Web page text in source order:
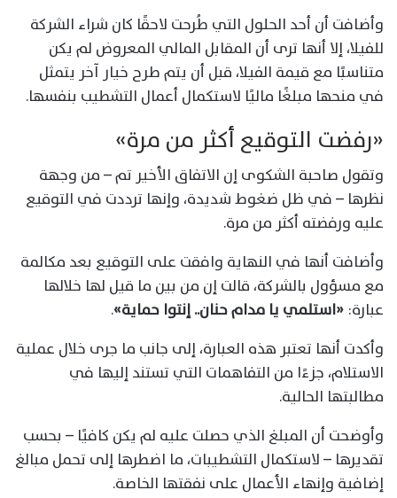
وأضافت أن أحد الحلول التي طُرحت لاحقًا كان شراء الشركة
للفيلا، إلا أنها ترى أن المقابل المالي المعروض لم يكن
متناسبًا مع قيمة الفيلا، قبل أن يتم طرح خيار آخر يتمثل
في منحها مبلغًا ماليًا لاستكمال أعمال التشطيب بنفسها.
«رفضت التوقيع أكثر من مرة»
وتقول صاحبة الشكوى إن الاتفاق الأخير تم – من وجهة
نظرها – في ظل ضغوط شديدة، وإنها ترددت في التوقيع
عليه ورفضته أكثر من مرة.
وأضافت أنها في النهاية وافقت على التوقيع بعد مكالمة
مع مسؤول بالشركة، قالت إن من بين ما قيل لها خلالها
عبارة: «استلمي يا مدام حنان.. إنتوا حماية».
وأكدت أنها تعتبر هذه العبارة، إلى جانب ما جرى خلال عملية
الاستلام، جزءًا من التفاهمات التي تستند إليها في
مطالبتها الحالية.
وأوضحت أن المبلغ الذي حصلت عليه لم يكن كافيًا – بحسب
تقديرها – لاستكمال التشطيبات، ما اضطرها إلى تحمل مبالغ
إضافية وإنهاء الأعمال على نفقتها الخاصة.